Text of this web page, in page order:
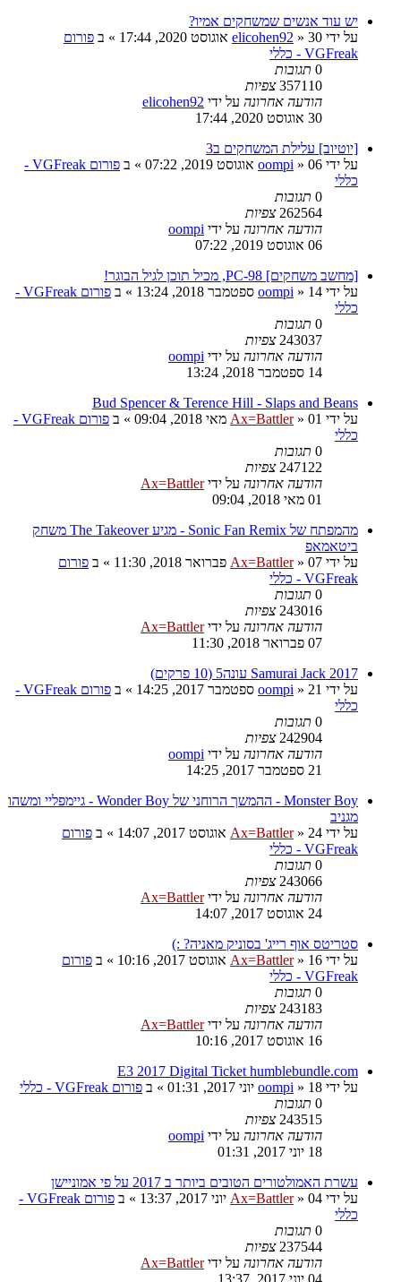
יש עוד אנשים שמשחקים אמיו?
על ידי
elicohen92 » 30 אוגוסט 2020, 17:44 » ב פורום
VGFreak - כללי
0 תגובות
357110 צפיות
הודעה אחרונה על ידי elicohen92
30 אוגוסט 2020, 17:44
[יוטיוב] עלילת המשחקים ב3
על ידי
oompi » 06 אוגוסט 2019, 07:22 » ב
פורום VGFreak -
כללי
0 תגובות
262564 צפיות
הודעה אחרונה על ידי oompi
06 אוגוסט 2019, 07:22
[מחשב משחקים] PC-98, מכיל תוכן לגיל הבוגר!
על ידי
oompi » 14 ספטמבר 2018, 13:24 » ב
פורום VGFreak -
כללי
0 תגובות
243037 צפיות
הודעה אחרונה על ידי oompi
14 ספטמבר 2018, 13:24
Bud Spencer & Terence Hill - Slaps and Beans
על ידי
Ax=Battler» 01 מאי 2018, 09:04 » ב
פורום VGFreak -
כללי
0 תגובות
247122 צפיות
הודעה אחרונה על ידיAx=Battler
01 מאי 2018, 09:04
מהמפתח של Sonic Fan Remix - מגיע The Takeover משחק
ביטאמאפ
על ידי
Ax=Battler» 07 פברואר 2018, 11:30 » ב פורום
VGFreak - כללי
0 תגובות
243016 צפיות
הודעה אחרונה על ידיAx=Battler
07 פברואר 2018, 11:30
Samurai Jack 2017 עונה5 (10 פרקים)
על ידי
oompi » 21 ספטמבר 2017, 14:25 » ב
פורום VGFreak -
כללי
0 תגובות
242904 צפיות
הודעה אחרונה על ידי oompi
21 ספטמבר 2017, 14:25
Monster Boy - ההמשך הרוחני של Wonder Boy - גיימפליי ומשהו
מגניב
על ידי
Ax=Battler» 24 אוגוסט 2017, 14:07 » ב פורום
VGFreak - כללי
0 תגובות
243066 צפיות
הודעה אחרונה על ידיAx=Battler
24 אוגוסט 2017, 14:07
סטריטס אוף רייג' בסוניק מאניה? :)
על ידי
Ax=Battler» 16 אוגוסט 2017, 10:16 » ב פורום
VGFreak - כללי
0 תגובות
243183 צפיות
הודעה אחרונה על ידיAx=Battler
16 אוגוסט 2017, 10:16
E3 2017 Digital Ticket humblebundle.com
על ידי
oompi » 18 יוני 2017, 01:31 » ב פורום VGFreak - כללי
0 תגובות
243515 צפיות
הודעה אחרונה על ידי oompi
18 יוני 2017, 01:31
עשרת האמולטורים הטובים ביותר ב 2017 על פי אמוניישן
על ידי
Ax=Battler» 04 יוני 2017, 13:37 » ב
פורום VGFreak -
כללי
0 תגובות
237544 צפיות
הודעה אחרונה על ידיAx=Battler